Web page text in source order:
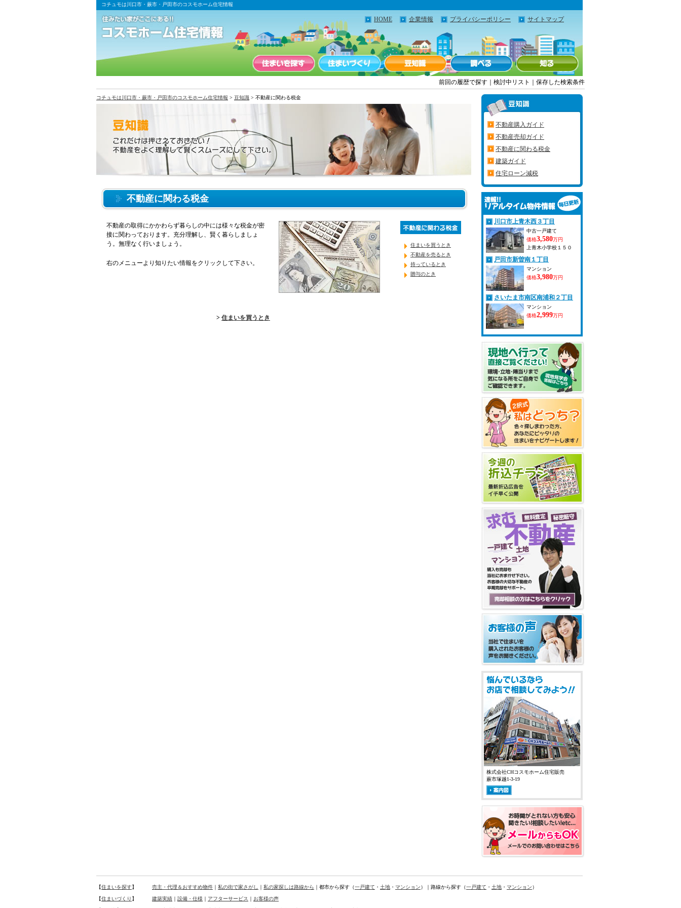
コチュモは川口市・蕨市・戸田市のコスモホーム住宅情報
HOME 企業情報 プライバシーポリシー サイトマップ
前回の履歴で探す 検討中リスト 保存した検索条件
コチュモは川口市・蕨市・戸田市のコスモホーム住宅情報 > 豆知識 > 不動産に関わる税金
不動産に関わる税金
不動産の取得にかかわらず暮らしの中には様々な税金が密
接に関わっております。充分理解し、賢く暮らしましょ
う。無理なく行いましょう。
右のメニューより知りたい情報をクリックして下さい。
住まいを買うとき
不動産を売るとき
持っているとき
贈与のとき
> 住まいを買うとき
不動産購入ガイド
不動産売却ガイド
不動産に関わる税金
建築ガイド
住宅ローン減税
川口市上青木西３丁目
中古一戸建て
価格3,580万円
上青木小学校１５０
０ｍと近いので、お子
様の通学も安心で
す！！ 交通量の少な
環境です！！
戸田市新曽南１丁目
マンション
価格3,980万円
さいたま市南区南浦和２丁目
マンション
価格2,999万円
株式会社CHコスモホーム住宅販売
蕨市塚越1-3-19
【住まいを探す】 売主・代理＆おすすめ物件 ｜ 私の街で家さがし ｜ 私の家探しは路線から ｜都市から探す（一戸建て ・ 土地 ・ マンション）｜路線から探す（一戸建て ・ 土地 ・ マンション）
【住まいづくり 】 建築実績 ｜ 設備・仕様 ｜ アフターサービス ｜ お客様の声